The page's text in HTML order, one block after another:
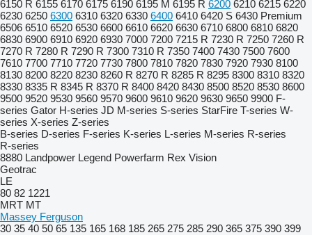
6150 R 6155 6170 6175 6190 6195 M 6195 R 6200 6210 6215 6220
6230 6250 6300 6310 6320 6330 6400 6410 6420 S 6430 Premium
6506 6510 6520 6530 6600 6610 6620 6630 6710 6800 6810 6820
6830 6900 6910 6920 6930 7000 7200 7215 R 7230 R 7250 7260 R
7270 R 7280 R 7290 R 7300 7310 R 7350 7400 7430 7500 7600
7610 7700 7710 7720 7730 7800 7810 7820 7830 7920 7930 8100
8130 8200 8220 8230 8260 R 8270 R 8285 R 8295 8300 8310 8320
8330 8335 R 8345 R 8370 R 8400 8420 8430 8500 8520 8530 8600
9500 9520 9530 9560 9570 9600 9610 9620 9630 9650 9900 F-
series Gator H-series JD M-series S-series StarFire T-series W-
series X-series Z-series
B-series D-series F-series K-series L-series M-series R-series
R-series
8880 Landpower Legend Powerfarm Rex Vision
Geotrac
LE
80 82 1221
MRT MT
Massey Ferguson
30 35 40 50 65 135 165 168 185 265 275 285 290 365 375 390 399